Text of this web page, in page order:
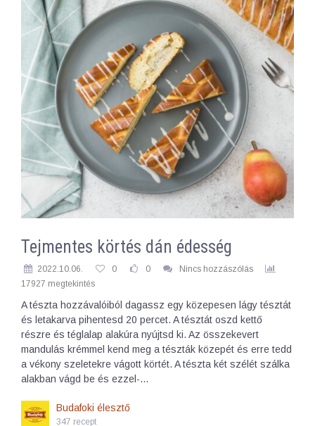
Tejmentes körtés dán édesség
2022.10.06. 0 0
Nincs hozzászólás
17927 megtekintés
A tészta hozzávalóiból dagassz egy közepesen lágy tésztát
és letakarva pihentesd 20 percet. A tésztát oszd kettő
részre és téglalap alakúra nyújtsd ki. Az összekevert
mandulás krémmel kend meg a tészták közepét és erre tedd
a vékony szeletekre vágott körtét. A tészta két szélét szálka
alakban vágd be és ezzel-…
Budafoki élesztő
347 recept